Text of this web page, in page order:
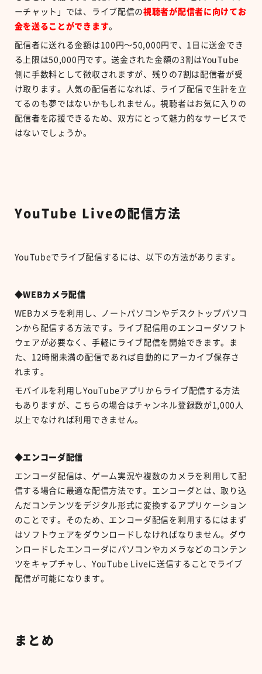
ーチャット」では、ライブ配信の視聴者が配信者に向けてお
金を送ることができます。
配信者に送れる金額は100円〜50,000円で、1日に送金でき
る上限は50,000円です。送金された金額の3割はYouTube
側に手数料として徴収されますが、残りの7割は配信者が受
け取ります。人気の配信者になれば、ライブ配信で生計を立
てるのも夢ではないかもしれません。視聴者はお気に入りの
配信者を応援できるため、双方にとって魅力的なサービスで
はないでしょうか。
YouTube Liveの配信方法
YouTubeでライブ配信するには、以下の方法があります。
◆WEBカメラ配信
WEBカメラを利用し、ノートパソコンやデスクトップパソコ
ンから配信する方法です。ライブ配信用のエンコーダソフト
ウェアが必要なく、手軽にライブ配信を開始できます。ま
た、12時間未満の配信であれば自動的にアーカイブ保存さ
れます。
モバイルを利用しYouTubeアプリからライブ配信する方法
もありますが、こちらの場合はチャンネル登録数が1,000人
以上でなければ利用できません。
◆エンコーダ配信
エンコーダ配信は、ゲーム実況や複数のカメラを利用して配
信する場合に最適な配信方法です。エンコーダとは、取り込
んだコンテンツをデジタル形式に変換するアプリケーション
のことです。そのため、エンコーダ配信を利用するにはまず
はソフトウェアをダウンロードしなければなりません。ダウ
ンロードしたエンコーダにパソコンやカメラなどのコンテン
ツをキャプチャし、YouTube Liveに送信することでライブ
配信が可能になります。
まとめ